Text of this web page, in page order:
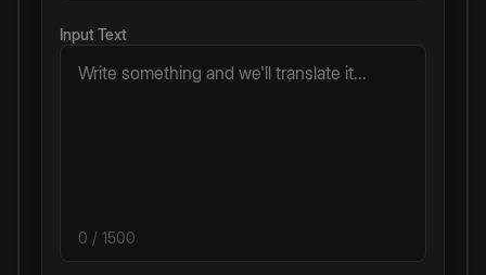
Input Text
0 / 1500